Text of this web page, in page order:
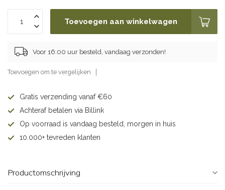
Toevoegen aan winkelwagen
Voor 16:00 uur besteld, vandaag verzonden!
Toevoegen om te vergelijken
Gratis verzending vanaf €60
Achteraf betalen via Billink
Op voorraad is vandaag besteld, morgen in huis
10.000+ tevreden klanten
Productomschrijving